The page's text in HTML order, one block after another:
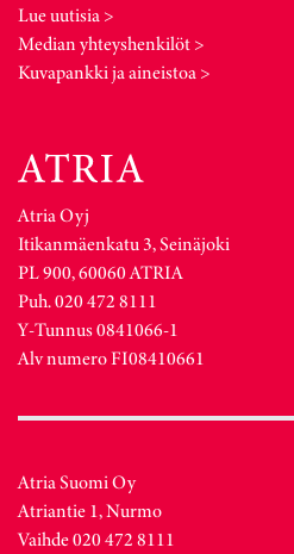
Lue uutisia >
Median yhteyshenkilöt >
Kuvapankki ja aineistoa >
Atria Oyj
Itikanmäenkatu 3, Seinäjoki
PL 900, 60060 ATRIA
Puh. 020 472 8111
Y-Tunnus 0841066-1
Alv numero FI08410661
Atria Suomi Oy
Atriantie 1, Nurmo
Vaihde 020 472 8111